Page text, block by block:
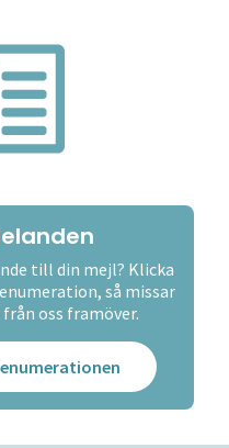
till din mejl? Klicka
så missar
oss framöver.